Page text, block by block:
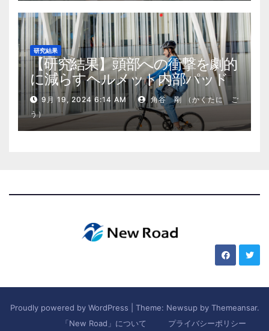
研究結果
【研究結果】頭部への衝撃を劇的
に減らすヘルメット内部パッド
9月 19, 2024 6:14 AM
角谷 剛 （かくたに ご
う）
Proudly powered by WordPress Theme: Newsup by Themeansar.
「New Road」について
プライバシーポリシー